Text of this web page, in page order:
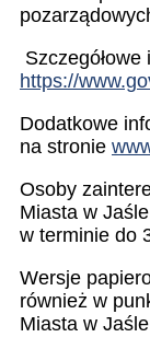
https://
Dodatkowe
na stronie
Osoby
Miasta w
w terminie do
Wersje
również w
Miasta w